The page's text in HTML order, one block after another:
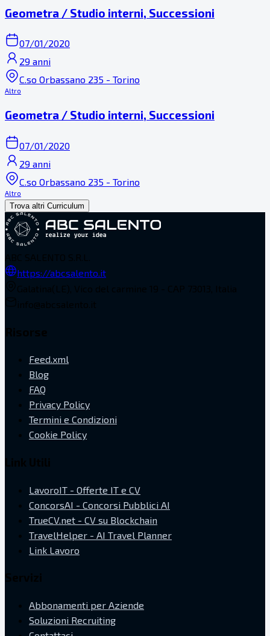
Geometra / Studio interni, Successioni
07/01/2020
29 anni
C.so Orbassano 235 - Torino
Altro
Geometra / Studio interni, Successioni
07/01/2020
29 anni
C.so Orbassano 235 - Torino
Altro
Trova altri Curriculum
https://abcsalento.it
Feed.xml
Blog
FAQ
Privacy Policy
Termini e Condizioni
Cookie Policy
LavoroIT - Offerte IT e CV
ConcorsAI - Concorsi Pubblici AI
TrueCV.net - CV su Blockchain
TravelHelper - AI Travel Planner
Link Lavoro
Abbonamenti per Aziende
Soluzioni Recruiting